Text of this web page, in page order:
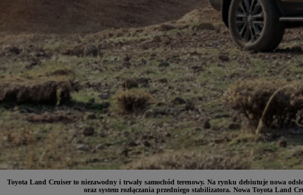
Toyota Land Cruiser to niezawodny i trwały samochód terenowy. Na rynku debiutuje nowa
oraz system rozłączania przedniego stabilizatora. Nowa Toyota Land